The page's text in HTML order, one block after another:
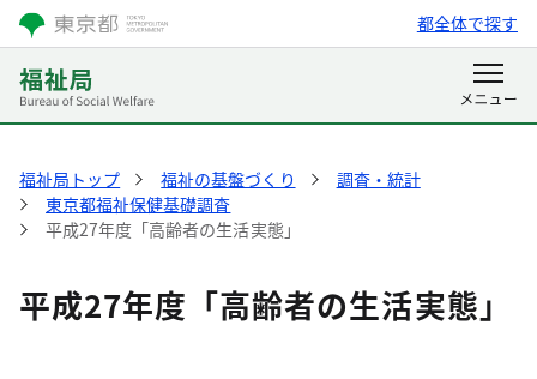
都全体で探す
福祉局トップ 福祉の基盤づくり
調査・統計
東京都福祉保健基礎調査
平成27年度「高齢者の生活実態」
平成27年度「高齢者の生活実態」